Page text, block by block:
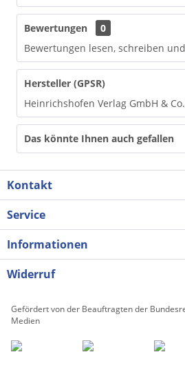
Bewertungen
0
Bewertungen lesen, schreiben
Hersteller (GPSR)
Heinrichshofen Verlag GmbH &
Das könnte Ihnen auch gefallen
Kontakt
Service
Informationen
Widerruf
Gefördert von der Beauftragten der
Medien